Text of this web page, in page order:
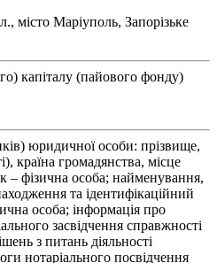
місто Маріуполь, Запорізьке
капіталу (пайового фонду)
юридичної особи: прізвище,
країна громадянства, місце
фізична особа; найменування,
та ідентифікаційний
особа; інформація про
засвідчення справжності
з питань діяльності
нотаріального посвідчення